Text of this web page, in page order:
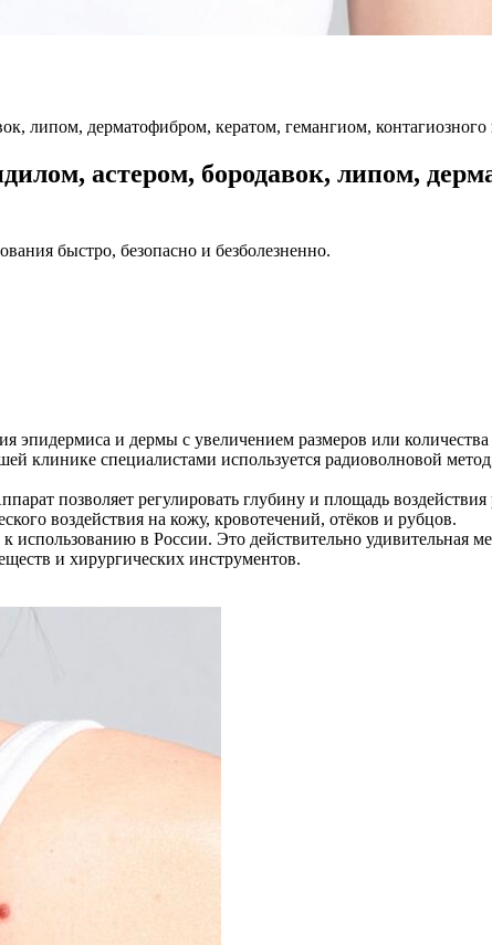
липом, дерматофибром, кератом, гемангиом,
астером, бородавок, липом,
быстро, безопасно и безболезненно.
эпидермиса и дермы с увеличением размеров или
клинике специалистами используется радиоволновой
позволяет регулировать глубину и площадь
воздействия на кожу, кровотечений, отёков и рубцов.
в России. Это действительно удивительная
и хирургических инструментов.